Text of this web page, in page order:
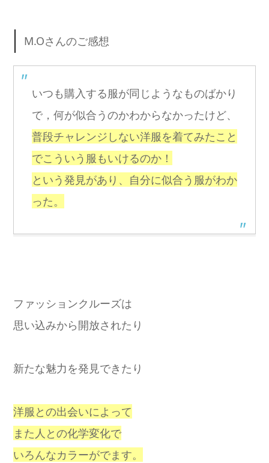
M.Oさんのご感想
いつも購入する服が同じようなものばかり
で，何が似合うのかわからなかったけど、
普段チャレンジしない洋服を着てみたこと
でこういう服もいけるのか！
という発見があり、自分に似合う服がわか
った。
ファッションクルーズは
思い込みから開放されたり
新たな魅力を発見できたり
洋服との出会いによって
また人との化学変化で
いろんなカラーがでます。